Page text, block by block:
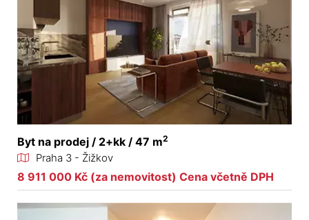
Byt na prodej / 2+kk / 47 m2
Praha 3 - Žižkov
8 911 000 Kč (za nemovitost) Cena včetně DPH